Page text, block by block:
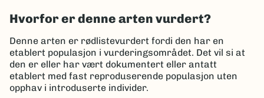
Hvorfor er denne arten vurdert?
Denne arten er rødlistevurdert fordi den har en
etablert populasjon i vurderingsområdet. Det vil si at
den er eller har vært dokumentert eller antatt
etablert med fast reproduserende populasjon uten
opphav i introduserte individer.